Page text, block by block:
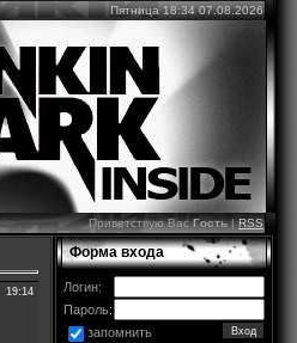
Пятница 18:34 07.08.2026
Приветствую ВасГость|RSS
19:14
Форма входа
Логин:
Пароль:
запомнить